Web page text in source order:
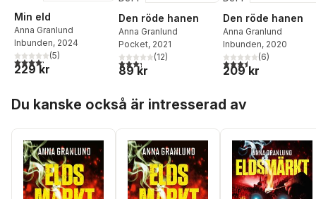
Min eld
Anna Granlund
Inbunden, 2024
4,2utav 5 stjärnor. Totalt antal röster:
(5)
229 kr
Den röde hanen
Anna Granlund
Pocket, 2021
3,3utav 5 stjärnor. Totalt antal röster:
(12)
89 kr
Den röde hanen
Anna Granlund
Inbunden, 2020
3,5utav 5 stjärnor.
(6)
209 kr
Du kanske också är intresserad av